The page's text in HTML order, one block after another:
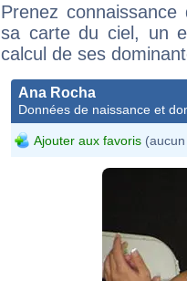
Prenez
sa carte du ciel, un
calcul de ses
Ana Rocha
Données de naissance et
Ajouter aux favoris